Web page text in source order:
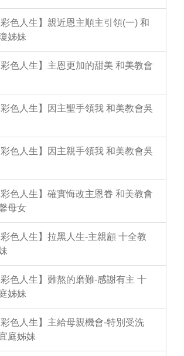
色人生】親近恩主順主引領(一) 和
姊妹
色人生】主恩更加的甜美 和美教會
色人生】因主聖手領我 和美教會吳
色人生】因主親手領我 和美教會吳
色人生】確實悔改主恩眷 和美教會
母女
色人生】拉黑人生-主親顧 十全教
色人生】難熬的磨難-感謝有主 十
姊妹
色人生】主給母親機會-特別受洗
庭姊妹